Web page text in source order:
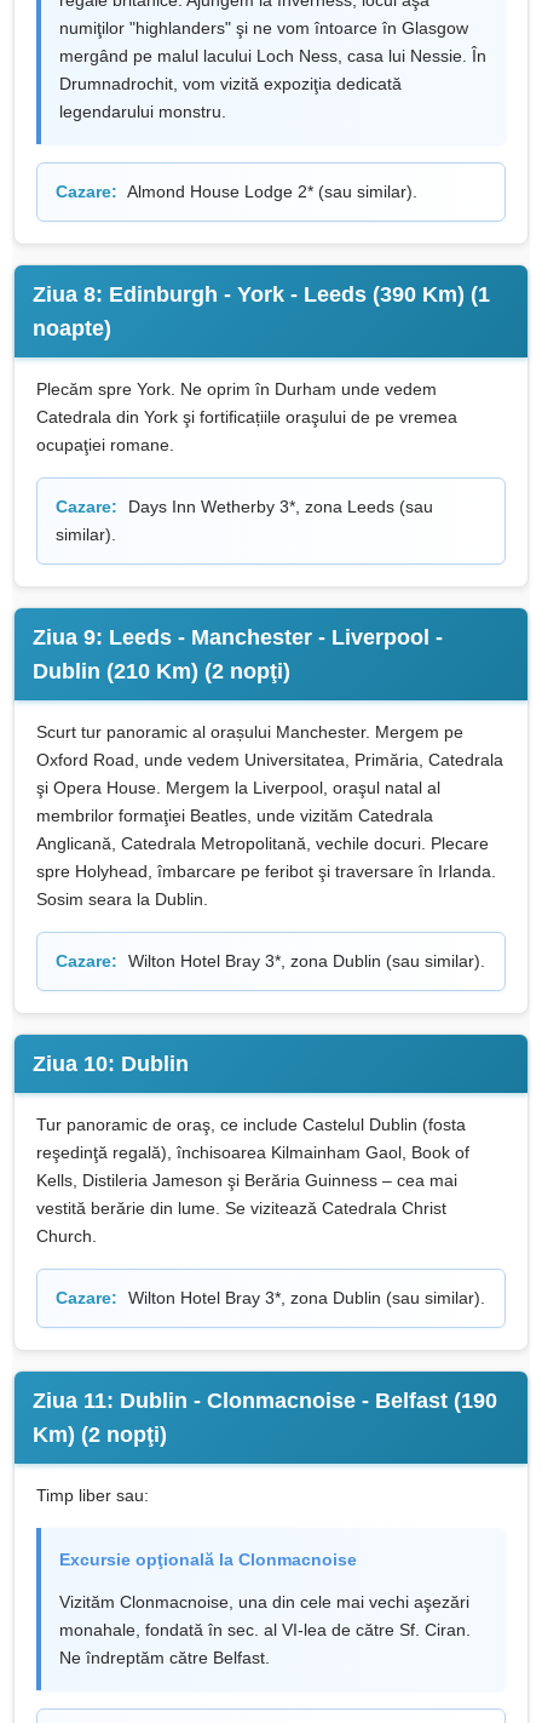
numiţilor "highlanders" şi ne vom întoarce în Glasgow
mergând pe malul lacului Loch Ness, casa lui Nessie. În
Drumnadrochit, vom vizită expoziţia dedicată
legendarului monstru.
Cazare: Almond House Lodge 2* (sau similar).
Ziua 8: Edinburgh - York - Leeds (390 Km) (1
noapte)
Plecăm spre York. Ne oprim în Durham unde vedem
Catedrala din York şi fortiﬁcațiile oraşului de pe vremea
ocupaţiei romane.
Cazare:
Days Inn Wetherby 3*, zona Leeds (sau
similar).
Ziua 9: Leeds - Manchester - Liverpool -
Dublin (210 Km) (2 nopţi)
Scurt tur panoramic al orașului Manchester. Mergem pe
Oxford Road, unde vedem Universitatea, Primăria, Catedrala
şi Opera House. Mergem la Liverpool, oraşul natal al
membrilor formaţiei Beatles, unde vizităm Catedrala
Anglicană, Catedrala Metropolitană, vechile docuri. Plecare
spre Holyhead, îmbarcare pe feribot şi traversare în Irlanda.
Sosim seara la Dublin.
Cazare: Wilton Hotel Bray 3*, zona Dublin (sau similar).
Ziua 10: Dublin
Tur panoramic de oraş, ce include Castelul Dublin (fosta
reşedinţă regală), închisoarea Kilmainham Gaol, Book of
Kells, Distileria Jameson şi Berăria Guinness – cea mai
vestită berărie din lume. Se vizitează Catedrala Christ
Church.
Cazare: Wilton Hotel Bray 3*, zona Dublin (sau similar).
Ziua 11: Dublin - Clonmacnoise - Belfast (190
Km) (2 nopţi)
Timp liber sau:
Excursie opţională la Clonmacnoise
Vizităm Clonmacnoise, una din cele mai vechi aşezări
monahale, fondată în sec. al VI-lea de către Sf. Ciran.
Ne îndreptăm către Belfast.